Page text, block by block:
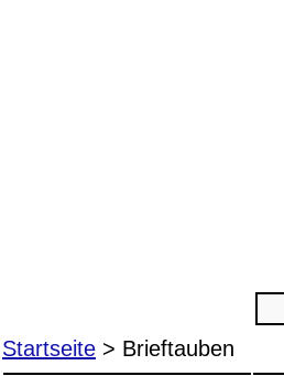
Startseite > Brieftauben